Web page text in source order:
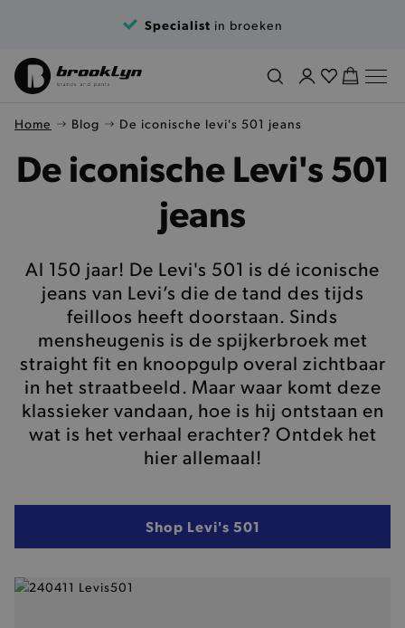
Specialist in broeken
Home Blog De iconische levi's 501 jeans
De iconische Levi's 501
jeans
Al 150 jaar! De Levi's 501 is dé iconische
jeans van Levi’s die de tand des tijds
feilloos heeft doorstaan. Sinds
mensheugenis is de spijkerbroek met
straight fit en knoopgulp overal zichtbaar
in het straatbeeld. Maar waar komt deze
klassieker vandaan, hoe is hij ontstaan en
wat is het verhaal erachter? Ontdek het
hier allemaal!
Shop Levi's 501